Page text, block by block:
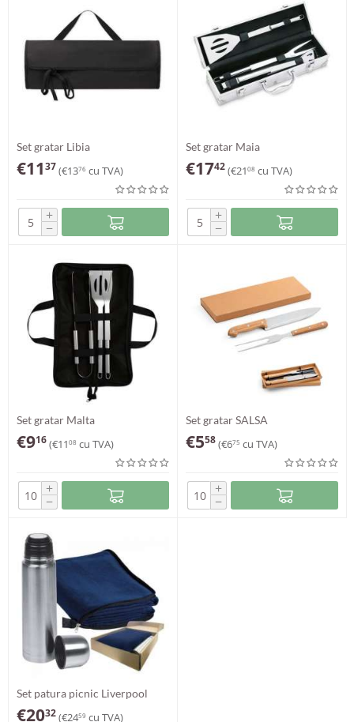
Set gratar Libia
€1137(€1376 cu TVA)
+
−
Set gratar Maia
€1742(€21 08 cu TVA)
+
−
Set gratar Malta
€916(€11 08 cu TVA)
+
−
Set gratar SALSA
€558(€675 cu TVA)
+
−
Set patura picnic Liverpool
€2032(€2459 cu TVA)